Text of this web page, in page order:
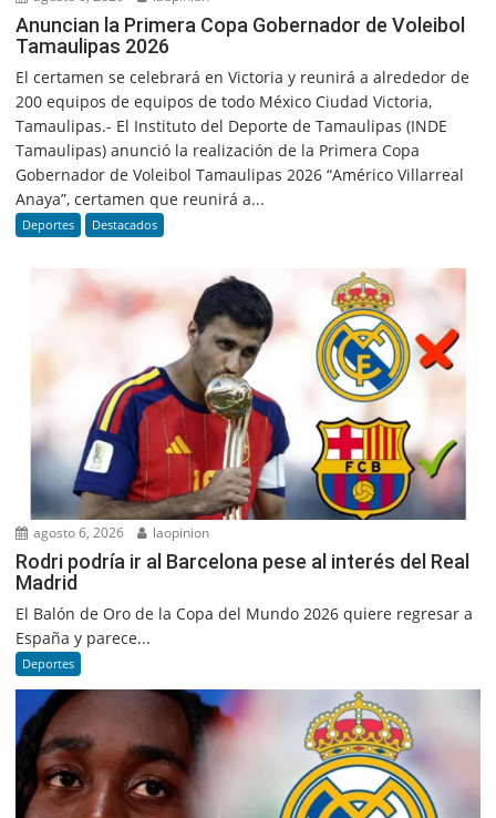
Anuncian la Primera Copa Gobernador de Voleibol
Tamaulipas 2026
El certamen se celebrará en Victoria y reunirá a alrededor de
200 equipos de equipos de todo México Ciudad Victoria,
Tamaulipas.- El Instituto del Deporte de Tamaulipas (INDE
Tamaulipas) anunció la realización de la Primera Copa
Gobernador de Voleibol Tamaulipas 2026 “Américo Villarreal
Anaya”, certamen que reunirá a...
Deportes Destacados
agosto 6, 2026 laopinion
Rodri podría ir al Barcelona pese al interés del Real
Madrid
El Balón de Oro de la Copa del Mundo 2026 quiere regresar a
España y parece...
Deportes